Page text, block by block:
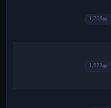
1,708
1,873